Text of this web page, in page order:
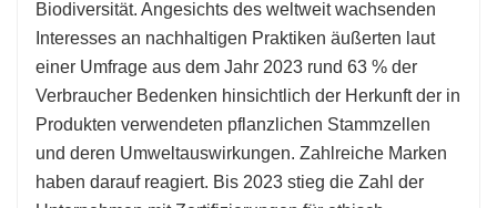
Biodiversität. Angesichts des weltweit wachsenden
Interesses an nachhaltigen Praktiken äußerten laut
einer Umfrage aus dem Jahr 2023 rund 63 % der
Verbraucher Bedenken hinsichtlich der Herkunft der in
Produkten verwendeten pflanzlichen Stammzellen
und deren Umweltauswirkungen. Zahlreiche Marken
haben darauf reagiert. Bis 2023 stieg die Zahl der